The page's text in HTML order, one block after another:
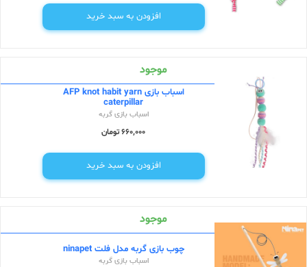
افزودن به سبد خرید
موجود
اسباب بازی AFP knot habit yarn
caterpillar
اسباب بازی گربه
660,000 تومان
افزودن به سبد خرید
موجود
چوب بازی گربه مدل فلت ninapet
اسباب بازی گربه